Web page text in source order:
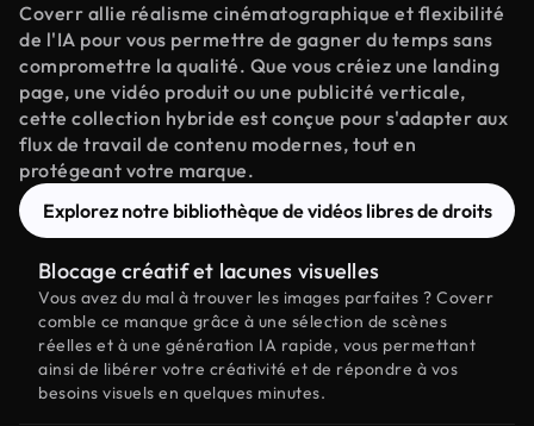
Coverr allie réalisme cinématographique et flexibilité
de l'IA pour vous permettre de gagner du temps sans
compromettre la qualité. Que vous créiez une landing
page, une vidéo produit ou une publicité verticale,
cette collection hybride est conçue pour s'adapter aux
flux de travail de contenu modernes, tout en
protégeant votre marque.
Explorez notre bibliothèque de vidéos libres de droits
Blocage créatif et lacunes visuelles
Vous avez du mal à trouver les images parfaites ? Coverr
comble ce manque grâce à une sélection de scènes
réelles et à une génération IA rapide, vous permettant
ainsi de libérer votre créativité et de répondre à vos
besoins visuels en quelques minutes.